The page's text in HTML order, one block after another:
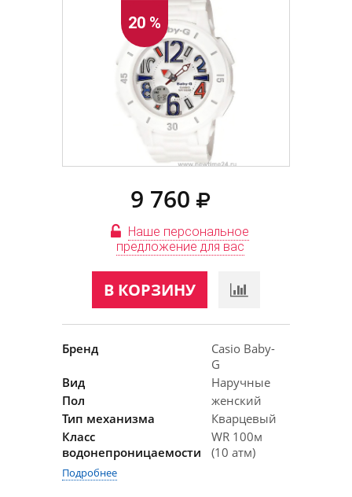
20 %
9 760
Наше персональное
предложение для вас
В КОРЗИНУ
Бренд
Casio Baby-
G
Вид
Наручные
Пол
женский
Тип механизма
Кварцевый
Класс
водонепроницаемости
WR 100м
(10 атм)
Подробнее